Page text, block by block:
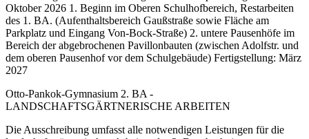
Oktober 2026 1. Beginn im Oberen Schulhofbereich, Restarbeiten
des 1. BA. (Aufenthaltsbereich Gaußstraße sowie Fläche am
Parkplatz und Eingang Von-Bock-Straße) 2. untere Pausenhöfe im
Bereich der abgebrochenen Pavillonbauten (zwischen Adolfstr. und
dem oberen Pausenhof vor dem Schulgebäude) Fertigstellung: März
2027
Otto-Pankok-Gymnasium 2. BA -
LANDSCHAFTSGÄRTNERISCHE ARBEITEN
Die Ausschreibung umfasst alle notwendigen Leistungen für die